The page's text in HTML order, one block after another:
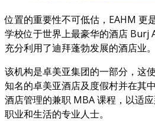
位置的重要性不可低估，EAHM 更
学校位于世界上最豪华的酒店 Burj
充分利用了迪拜蓬勃发展的酒店业。
该机构是卓美亚集团的一部分，这
知名的卓美亚酒店及度假村并在其
酒店管理的兼职 MBA 课程，以适
职业和生活的专业人士。